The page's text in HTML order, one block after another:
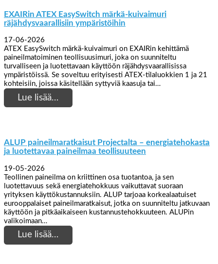
EXAIRin ATEX EasySwitch märkä-kuivaimuri
räjähdysvaarallisiin ympäristöihin
17-06-2026
ATEX EasySwitch märkä-kuivaimuri on EXAIRin kehittämä
paineilmatoiminen teollisuusimuri, joka on suunniteltu
turvalliseen ja luotettavaan käyttöön räjähdysvaarallisissa
ympäristöissä. Se soveltuu erityisesti ATEX-tilaluokkien 1 ja 21
kohteisiin, joissa käsitellään syttyviä kaasuja tai…
Lue lisää…
ALUP paineilmaratkaisut Projectalta – energiatehokasta
ja luotettavaa paineilmaa teollisuuteen
19-05-2026
Teollinen paineilma on kriittinen osa tuotantoa, ja sen
luotettavuus sekä energiatehokkuus vaikuttavat suoraan
yrityksen käyttökustannuksiin. ALUP tarjoaa korkealaatuiset
eurooppalaiset paineilmaratkaisut, jotka on suunniteltu jatkuvaan
käyttöön ja pitkäaikaiseen kustannustehokkuuteen. ALUPin
valikoimaan…
Lue lisää…